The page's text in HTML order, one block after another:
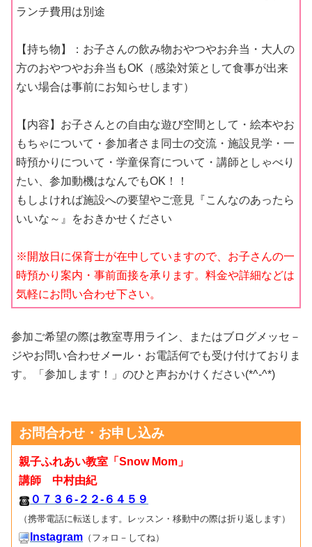
ランチ費用は別途
【持ち物】：お子さんの飲み物おやつやお弁当・大人の
方のおやつやお弁当もOK（感染対策として食事が出来
ない場合は事前にお知らせします）
【内容】お子さんとの自由な遊び空間として・絵本やお
もちゃについて・参加者さま同士の交流・施設見学・一
時預かりについて・学童保育について・講師としゃべり
たい、参加動機はなんでもOK！！
もしよければ施設への要望やご意見『こんなのあったら
いいな～』をおきかせください
※開放日に保育士が在中していますので、お子さんの一
時預かり案内・事前面接を承ります。料金や詳細などは
気軽にお問い合わせ下さい。
参加ご希望の際は教室専用ライン、またはブログメッセ－
ジやお問い合わせメール・お電話何でも受け付けておりま
す。「参加します！」のひと声おかけください(*^-^*)
お問合わせ・お申し込み
親子ふれあい教室「Snow Mom」
講師 中村由紀
０７３６-２２-６４５９
（携帯電話に転送します。レッスン・移動中の際は折り返します）
Instagram （フォロ－してね）